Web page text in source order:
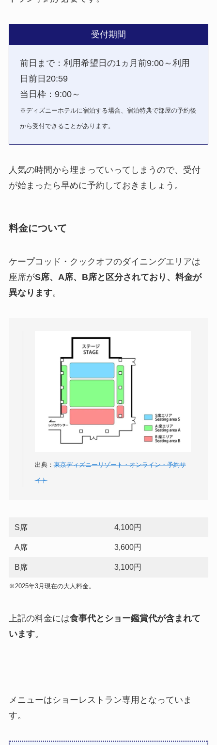
受付期間
前日まで：利用希望日の1ヵ月前9:00～利用
日前日20:59
当日枠：9:00～
※ディズニーホテルに宿泊する場合、宿泊特典で部屋の予約後
から受付できることがあります。
人気の時間から埋まっていってしまうので、受付
が始まったら早めに予約しておきましょう。
料金について
ケープコッド・クックオフのダイニングエリアは
座席がS席、A席、B席と区分されており、料金が
異なります。
出典：東京ディズニーリゾート・オンライン・予約サ
イト
S席 4,100円
A席 3,600円
B席 3,100円
※2025年3月現在の大人料金。
上記の料金には食事代とショー鑑賞代が含まれて
います。
メニューはショーレストラン専用となっていま
す。